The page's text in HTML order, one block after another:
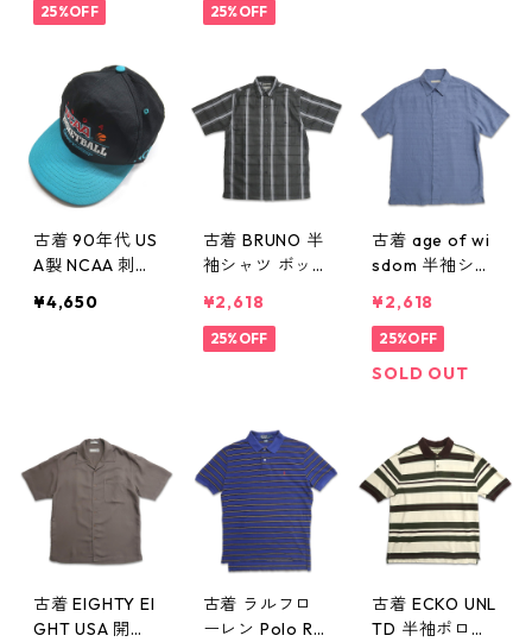
ャツ チェック
09932n w606
25%OFF
ャツ チェック
25%OFF
930n w60629
古着 90年代 US
A製 NCAA 刺繍
トン ブラック
¥4,650
古着 BRUNO 半
袖シャツ ボッ
トライプ チェ
ック 表記：M
¥2,618
25%OFF
古着 age of wi
sdom 半袖シャ
ャツ ブルー系
表記：M gd4
09926n w606
¥2,618
25%OFF
SOLD OUT
古着 EIGHTY EI
GHT USA 開襟
古着 ラルフロ
ーレン Polo Ral
古着 ECKO UNL
TD 半袖ポロシ